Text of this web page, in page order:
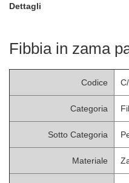
Dettagli
Fibbia in zama
Codice
Categoria
Sotto Categoria
Materiale